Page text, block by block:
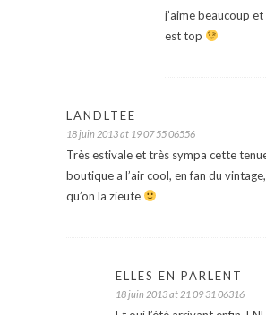
j’aime beaucoup
est top
LANDLTEE
18 juin 2013 at 19 07 55 06556
Très estivale et très sympa cette
boutique a l’air cool, en fan du
qu’on la zieute
ELLES EN PARLENT
18 juin 2013 at 21 09 31 06316